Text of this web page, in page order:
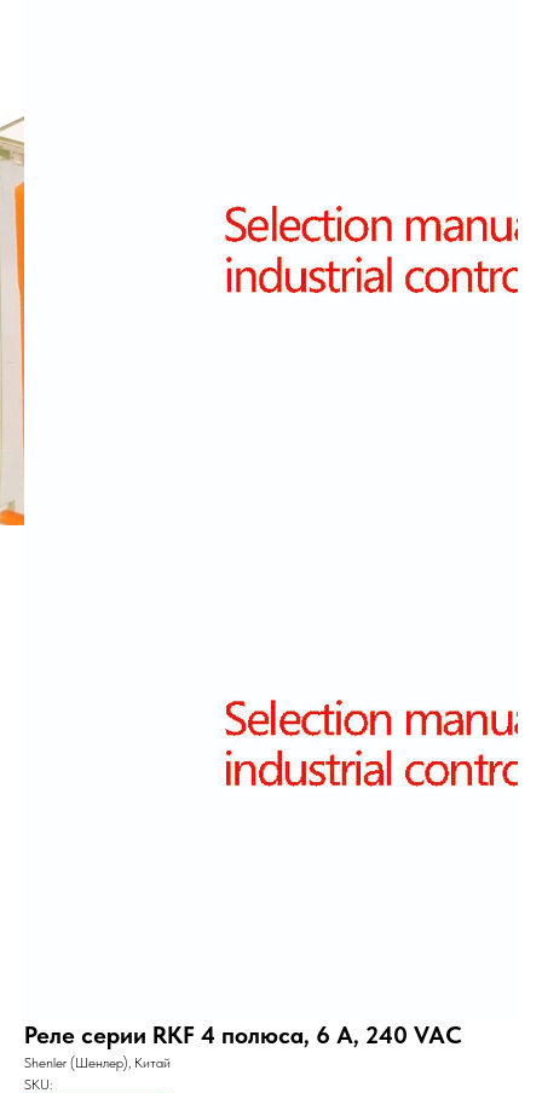
Реле серии RKF 4 полюса, 6 А, 240 VAC
Shenler (Шенлер), Китай
SKU: